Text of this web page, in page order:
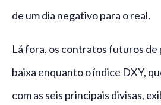
de um dia negativo para o real.
Lá fora, os contratos futuros
baixa enquanto o índice DXY,
com as seis principais divisas,